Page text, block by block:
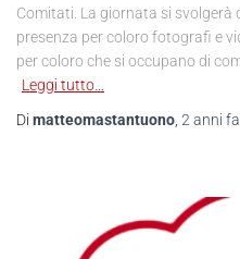
Comitati. La giornata si svolgerà
presenza per coloro fotografi e
per coloro che si occupano di
Leggi tutto…
Di matteomastantuono 2 anni fa